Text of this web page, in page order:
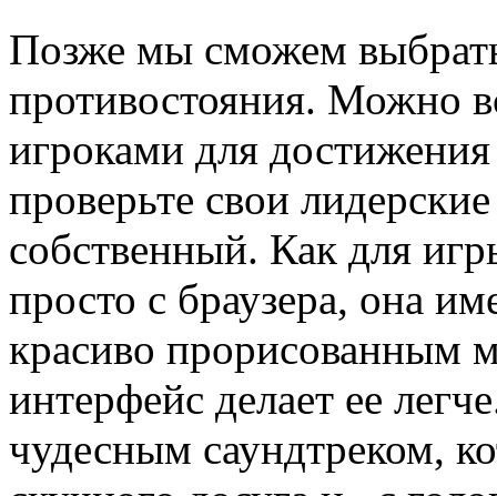
Позже мы сможем
противостояния. Можно
игроками для
проверьте свои
собственный. Как для
просто с браузера, она
красиво прорисованным
интерфейс делает ее
чудесным саундтреком,